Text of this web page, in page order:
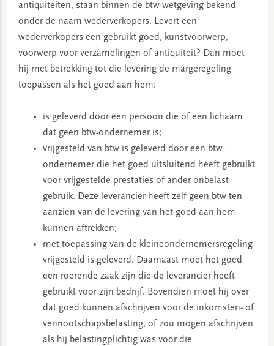
antiquiteiten, staan binnen de btw-wetgeving bekend
onder de naam wederverkopers. Levert een
wederverkopers een gebruikt goed, kunstvoorwerp,
voorwerp voor verzamelingen of antiquiteit? Dan moet
hij met betrekking tot die levering de margeregeling
toepassen als het goed aan hem:
is geleverd door een persoon die of een lichaam
dat geen btw-ondernemer is;
vrijgesteld van btw is geleverd door een btw-
ondernemer die het goed uitsluitend heeft gebruikt
voor vrijgestelde prestaties of ander onbelast
gebruik. Deze leverancier heeft zelf geen btw ten
aanzien van de levering van het goed aan hem
kunnen aftrekken;
met toepassing van de kleineondernemersregeling
vrijgesteld is geleverd. Daarnaast moet het goed
een roerende zaak zijn die de leverancier heeft
gebruikt voor zijn bedrijf. Bovendien moet hij over
dat goed kunnen afschrijven voor de inkomsten- of
vennootschapsbelasting, of zou mogen afschrijven
als hij belastingplichtig was voor die